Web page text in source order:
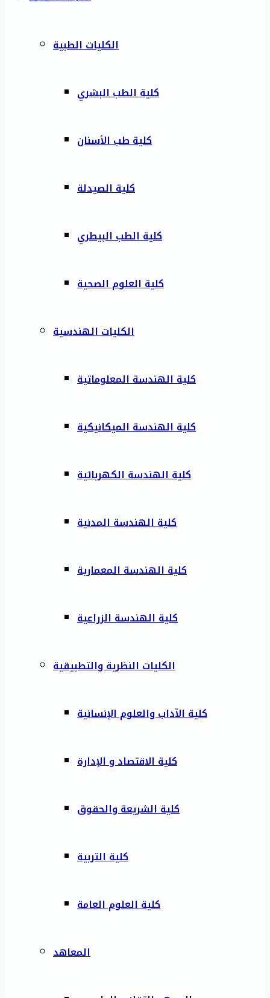
الكليات الطبية
كلية الطب البشري
كلية طب الأسنان
كلية الصيدلة
كلية الطب البيطري
كلية العلوم الصحية
الكليات الهندسية
كلية الهندسة المعلوماتية
كلية الهندسة الميكانيكية
كلية الهندسة الكهربائية
كلية الهندسة المدنية
كلية الهندسة المعمارية
كلية الهندسة الزراعية
الكليات النظرية والتطبيقية
كلية الآداب والعلوم الإنسانية
كلية الاقتصاد و الإدارة
كلية الشريعة والحقوق
كلية التربية
كلية العلوم العامة
المعاهد